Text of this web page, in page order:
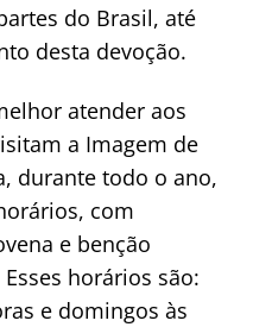
do Brasil, até
desta devoção.
atender aos
a Imagem de
durante todo o ano,
com
e benção
horários são:
e domingos às